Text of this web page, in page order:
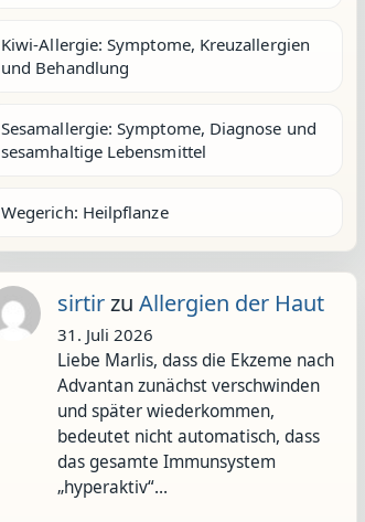
Kiwi-Allergie: Symptome, Kreuzallergien
und Behandlung
Sesamallergie: Symptome, Diagnose und
sesamhaltige Lebensmittel
Wegerich: Heilpflanze
sirtirzu Allergien der Haut
31. Juli 2026
Liebe Marlis, dass die Ekzeme nach
Advantan zunächst verschwinden
und später wiederkommen,
bedeutet nicht automatisch, dass
das gesamte Immunsystem
„hyperaktiv“…